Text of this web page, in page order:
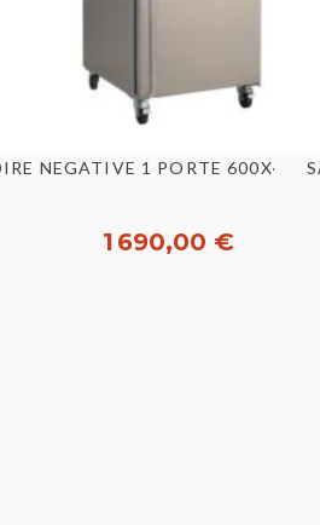
Noir Aperçu rapide
NEGATIVE 1 PORTE 600X400
1 690,00 €